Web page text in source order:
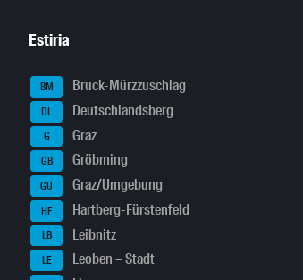
Estiria
BM Bruck-Mürzzuschlag
DL Deutschlandsberg
G Graz
GB Gröbming
GU Graz/Umgebung
HF Hartberg-Fürstenfeld
LB Leibnitz
LE Leoben – Stadt